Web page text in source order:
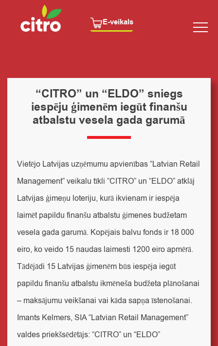
E-veikals
“CITRO” un “ELDO” sniegs
iespēju ģimenēm iegūt finanšu
atbalstu vesela gada garumā
Vietējo Latvijas uzņēmumu apvienības “Latvian Retail
Management” veikalu tīkli “CITRO” un “ELDO” atklāj
Latvijas ģimeņu loteriju, kurā ikvienam ir iespēja
laimēt papildu finanšu atbalstu ģimenes budžetam
vesela gada garumā. Kopējais balvu fonds ir 18 000
eiro, ko veido 15 naudas laimesti 1200 eiro apmērā.
Tādējādi 15 Latvijas ģimenēm būs iespēja iegūt
papildu finanšu atbalstu ikmēneša budžeta plānošanai
– maksājumu veikšanai vai kāda sapņa īstenošanai.
Imants Kelmers, SIA “Latvian Retail Management”
valdes priekšsēdētājs: “CITRO” un “ELDO”